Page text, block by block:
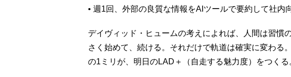
• 週1回、外部の良質な情報をAIツールで要約して社内
デイヴィッド・ヒュームの考えによれば、人間は習慣
さく始めて、続ける。それだけで軌道は確実に変わる
の1ミリが、明日のLAD＋（自走する魅力度）をつくる